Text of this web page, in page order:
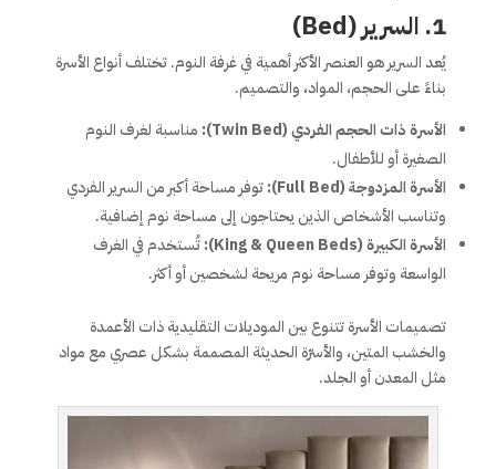
1. السرير (Bed)
يُعد السرير هو العنصر الأكثر أهمية في غرفة النوم. تختلف أنواع الأسرة
بناءً على الحجم، المواد، والتصميم.
الأسرة ذات الحجم الفردي (Twin Bed):
مناسبة لغرف النوم
الصغيرة أو للأطفال.
الأسرة المزدوجة (Full Bed):
توفر مساحة أكبر من السرير الفردي
وتناسب الأشخاص الذين يحتاجون إلى مساحة نوم إضافية.
الأسرة الكبيرة (King & Queen Beds):
تُستخدم في الغرف
الواسعة وتوفر مساحة نوم مريحة لشخصين أو أكثر.
تصميمات الأسرة تتنوع بين الموديلات التقليدية ذات الأعمدة
والخشب المتين، والأسرّة الحديثة المصممة بشكل عصري مع مواد
مثل المعدن أو الجلد.